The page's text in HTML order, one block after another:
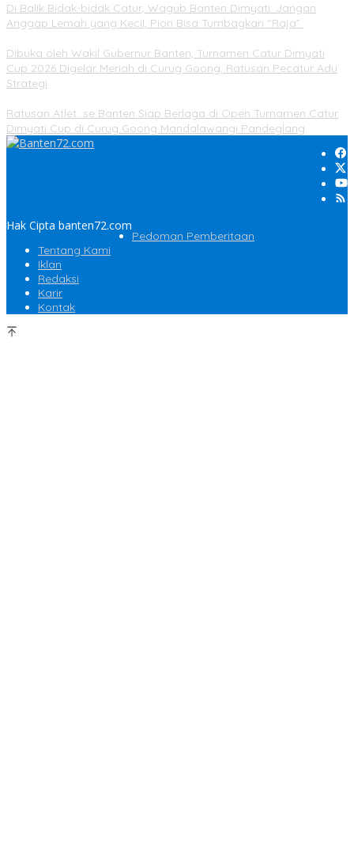
Di Balik Bidak-bidak Catur, Wagub Banten Dimyati: Jangan
Anggap Lemah yang Kecil, Pion Bisa Tumbagkan “Raja”
Dibuka oleh Wakil Gubernur Banten, Turnamen Catur Dimyati
Cup 2026 Digelar Meriah di Curug Goong, Ratusan Pecatur Adu
Strategi
Ratusan Atlet se Banten Siap Berlaga di Open Turnamen Catur
Dimyati Cup di Curug Goong Mandalawangi Pandeglang
Hak Cipta banten72.com
Pedoman Pemberitaan
Tentang Kami
Iklan
Redaksi
Karir
Kontak